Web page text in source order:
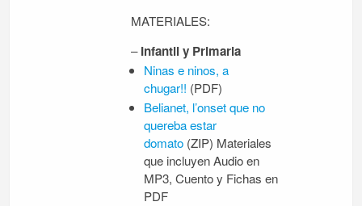
MATERIALES:
–Infantil y Primaria
Ninas e ninos, a
chugar!! (PDF)
Belianet, l’onset que no
quereba estar
domato (ZIP) Materiales
que incluyen Audio en
MP3, Cuento y Fichas en
PDF